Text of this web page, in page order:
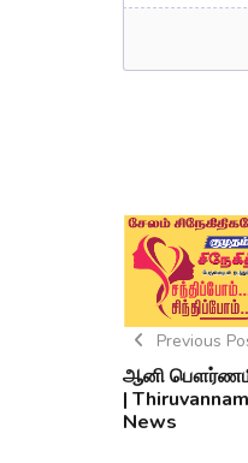
Previous
ஆனி பௌர்ணமி
|
News